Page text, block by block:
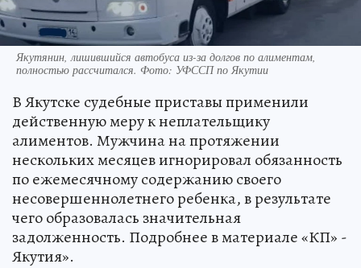
Якутянин, лишившийся автобуса из-за долгов по алиментам,
полностью рассчитался. Фото: УФССП по Якутии
В Якутске судебные приставы применили
действенную меру к неплательщику
алиментов. Мужчина на протяжении
нескольких месяцев игнорировал обязанность
по ежемесячному содержанию своего
несовершеннолетнего ребенка, в результате
чего образовалась значительная
задолженность. Подробнее в материале «КП» -
Якутия».